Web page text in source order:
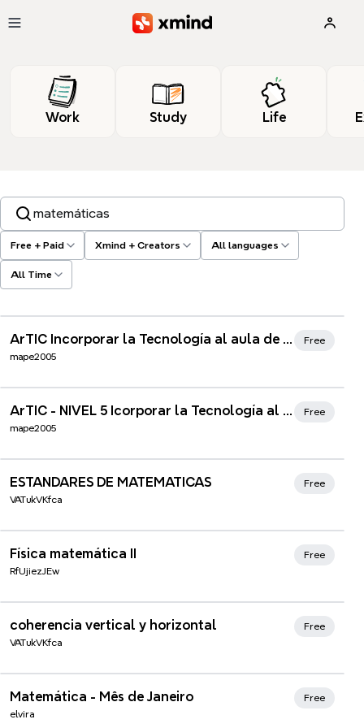
Work Study Life
Free + Paid Xmind + Creators All languages
All Time
Search templates, tags…
Xmind Favorites
ArTIC Incorporar la Tecnología al aula de Matemáticas
mape2005
Free
ArTIC - NIVEL 5 Icorporar la Tecnología al Aula de Matemáticas
mape2005
Free
ESTANDARES DE MATEMATICAS
VATukVKfca
Free
Física matemática II
RfUjiezJEw
Free
coherencia vertical y horizontal
VATukVKfca
Free
Xmind Favorites
Matemática - Mês de Janeiro
elvira
Free